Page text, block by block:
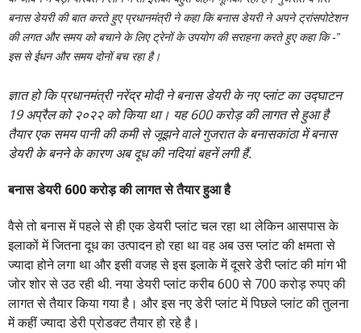
बनास डेयरी की बात करते हुए प्रधानमंत्री ने कहा कि बनास डेयरी ने अपने ट्रांसपोटेशन
की लगत और समय को बचाने के लिए ट्रेनों के उपयोग की सराहना करते हुए कहा कि -”
इस से ईधन और समय दोनों बच रहा है।
ज्ञात हो कि प्रधानमंत्री नरेंद्र मोदी ने बनास डेयरी के नए प्लांट का उद्घाटन
19 अप्रैल को २०२२ को किया था। यह 600 करोड़ की लागत से हुआ है
तैयार एक समय पानी की कमी से जूझने वाले गुजरात के बनासकांठा में बनास
डेयरी के बनने के कारण अब दूध की नदियां बहनें लगी हैं.
बनास डेयरी 600 करोड़ की लागत से तैयार हुआ है
वैसे तो बनास में पहले से ही एक डेयरी प्लांट चल रहा था लेकिन आसपास के
इलाकों में जितना दूध का उत्पादन हो रहा था वह अब उस प्लांट की क्षमता से
ज्यादा होने लगा था और इसी वजह से इस इलाके में दूसरे डेरी प्लांट की मांग भी
जोर शोर से उठ रही थी. नया डेयरी प्लांट करीब 600 से 700 करोड़ रुपए की
लागत से तैयार किया गया है। और इस नए डेरी प्लांट में पिछले प्लांट की तुलना
में कहीं ज्यादा डेरी प्रोडक्ट तैयार हो रहे है।